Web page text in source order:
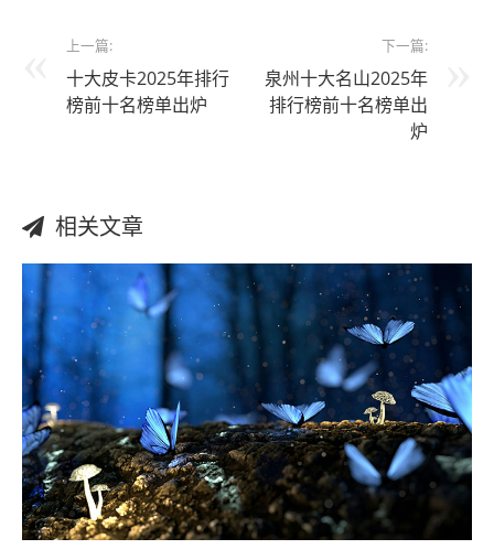
上一篇:
十大皮卡2025年排行
榜前十名榜单出炉
下一篇:
泉州十大名山2025年
排行榜前十名榜单出
炉
相关文章